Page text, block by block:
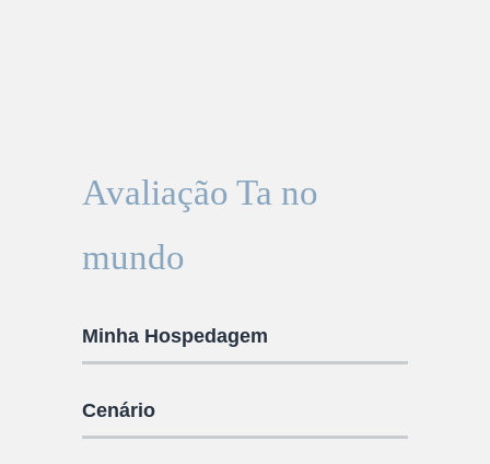
Avaliação Ta no
mundo
Minha Hospedagem
Cenário